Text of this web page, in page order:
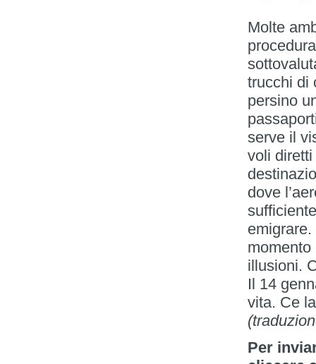
Molte
trucchi di
persino
serve il
voli
dove
illusioni.
Il 14
vita. Ce
Per